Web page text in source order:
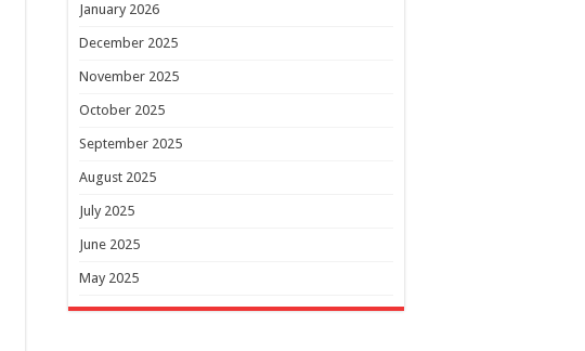
January 2026
December 2025
November 2025
October 2025
September 2025
August 2025
July 2025
June 2025
May 2025